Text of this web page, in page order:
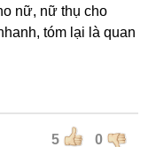
nữ, nữ thụ cho
tóm lại là quan
5 0